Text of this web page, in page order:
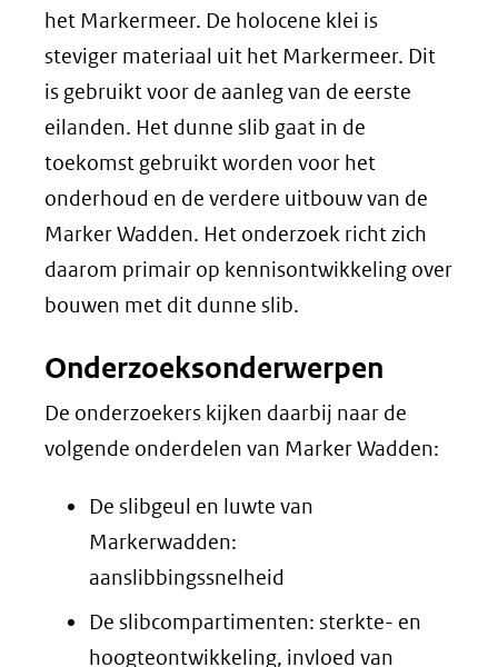
het Markermeer. De holocene klei is
steviger materiaal uit het Markermeer. Dit
is gebruikt voor de aanleg van de eerste
eilanden. Het dunne slib gaat in de
toekomst gebruikt worden voor het
onderhoud en de verdere uitbouw van de
Marker Wadden. Het onderzoek richt zich
daarom primair op kennisontwikkeling over
bouwen met dit dunne slib.
Onderzoeksonderwerpen
De onderzoekers kijken daarbij naar de
volgende onderdelen van Marker Wadden:
De slibgeul en luwte van
Markerwadden:
aanslibbingssnelheid
De slibcompartimenten: sterkte- en
hoogteontwikkeling, invloed van